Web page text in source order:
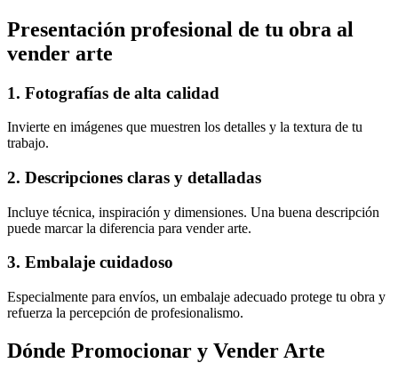
Presentación profesional de tu obra al
vender arte
1. Fotografías de alta calidad
Invierte en imágenes que muestren los detalles y la textura de tu
trabajo.
2. Descripciones claras y detalladas
Incluye técnica, inspiración y dimensiones. Una buena descripción
puede marcar la diferencia para vender arte.
3. Embalaje cuidadoso
Especialmente para envíos, un embalaje adecuado protege tu obra y
refuerza la percepción de profesionalismo.
Dónde Promocionar y Vender Arte